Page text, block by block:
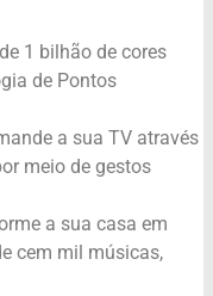
1 bilhão de cores
de Pontos
a sua TV através
meio de gestos
a sua casa em
cem mil músicas,